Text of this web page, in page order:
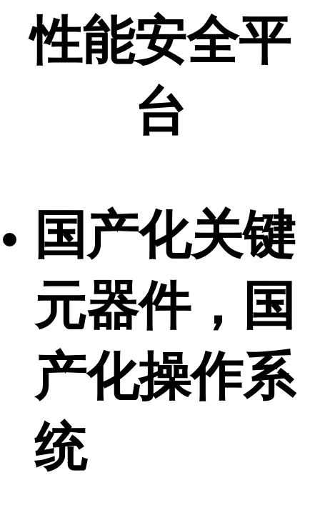
性能安全平
台
国产化关键
元器件，国
产化操作系
统